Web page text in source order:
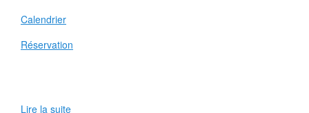
Calendrier
Réservation
Lire la suite